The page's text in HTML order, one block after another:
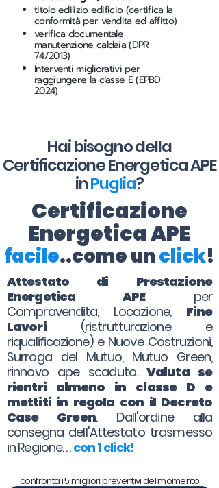
titolo edilizio edificio (certifica la
conformità per vendita ed affitto)
verifica documentale
manutenzione caldaia (DPR
74/2013)
Interventi migliorativi per
raggiungere la classe E (EPBD
2024)
Hai bisogno della
Certificazione Energetica APE
inPuglia?
Certificazione
Energetica APE
facile..come unclick!
Attestato di Prestazione
Energetica APEper
Compravendita, Locazione, Fine
Lavori(ristrutturazione e
riqualificazione) e Nuove Costruzioni,
Surroga del Mutuo, Mutuo Green,
rinnovo ape scaduto.Valuta se
rientri almeno in classe D e
mettiti in regola con il Decreto
Case Green. Dall'ordine alla
consegna dell'Attestato trasmesso
in Regione. . .con 1 click!
confronta i 5 migliori preventivi del momento